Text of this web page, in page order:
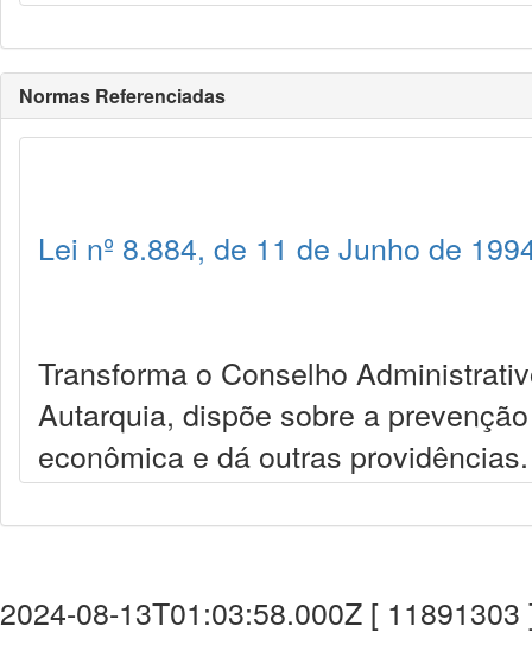
Normas Referenciadas
Lei nº 8.884, de 11 de Junho de
Transforma o Conselho
Autarquia, dispõe sobre a
econômica e dá outras providências.
2024-08-13T01:03:58.000Z [ 11891303